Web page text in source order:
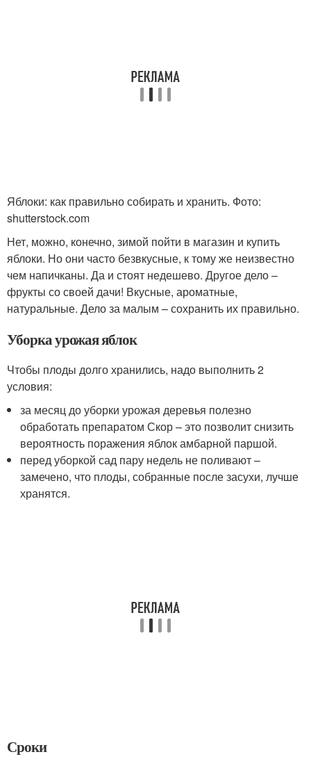
Яблоки: как правильно собирать и хранить. Фото:
shutterstock.com
Нет, можно, конечно, зимой пойти в магазин и купить
яблоки. Но они часто безвкусные, к тому же неизвестно
чем напичканы. Да и стоят недешево. Другое дело –
фрукты со своей дачи! Вкусные, ароматные,
натуральные. Дело за малым – сохранить их правильно.
Уборка урожая яблок
Чтобы плоды долго хранились, надо выполнить 2
условия:
за месяц до уборки урожая деревья полезно
обработать препаратом Скор – это позволит снизить
вероятность поражения яблок амбарной паршой.
перед уборкой сад пару недель не поливают –
замечено, что плоды, собранные после засухи, лучше
хранятся.
Сроки